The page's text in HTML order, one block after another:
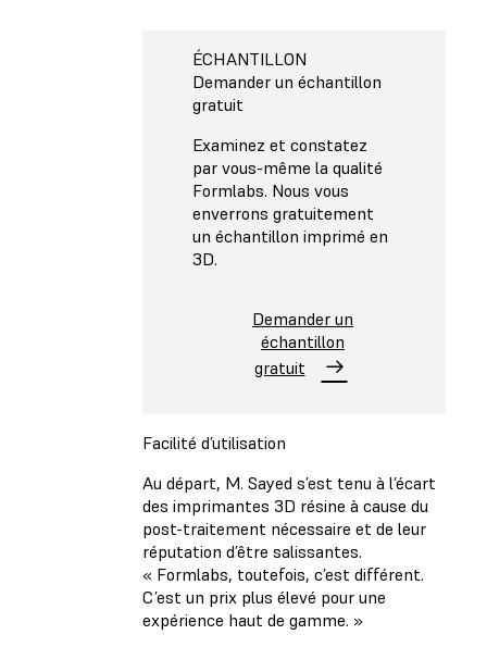
ÉCHANTILLON
Demander un échantillon
gratuit
Examinez et constatez
par vous-même la qualité
Formlabs. Nous vous
enverrons gratuitement
un échantillon imprimé en
3D.
Demander un
échantillon
gratuit
Facilité d’utilisation
Au départ, M. Sayed s’est tenu à l’écart
des imprimantes 3D résine à cause du
post-traitement nécessaire et de leur
réputation d’être salissantes.
« Formlabs, toutefois, c’est différent.
C’est un prix plus élevé pour une
expérience haut de gamme. »